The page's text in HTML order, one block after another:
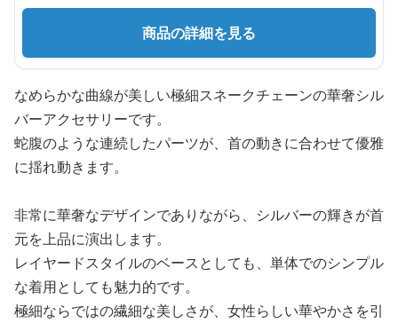
商品の詳細を見る
なめらかな曲線が美しい極細スネークチェーンの華奢シル
バーアクセサリーです。
蛇腹のような連続したパーツが、首の動きに合わせて優雅
に揺れ動きます。
非常に華奢なデザインでありながら、シルバーの輝きが首
元を上品に演出します。
レイヤードスタイルのベースとしても、単体でのシンプル
な着用としても魅力的です。
極細ならではの繊細な美しさが、女性らしい華やかさを引